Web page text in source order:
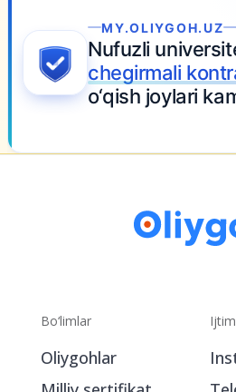
MY.OLIYGOH.UZ
Nufuzli
o‘qish joylari